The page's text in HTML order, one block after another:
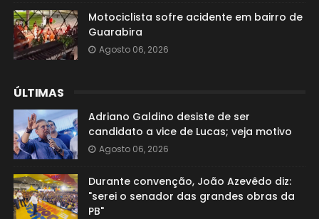
Motociclista sofre acidente em bairro de
Guarabira
Agosto 06, 2026
ÚLTIMAS
Adriano Galdino desiste de ser
candidato a vice de Lucas; veja motivo
Agosto 06, 2026
Durante convenção, João Azevêdo diz:
"serei o senador das grandes obras da
PB"